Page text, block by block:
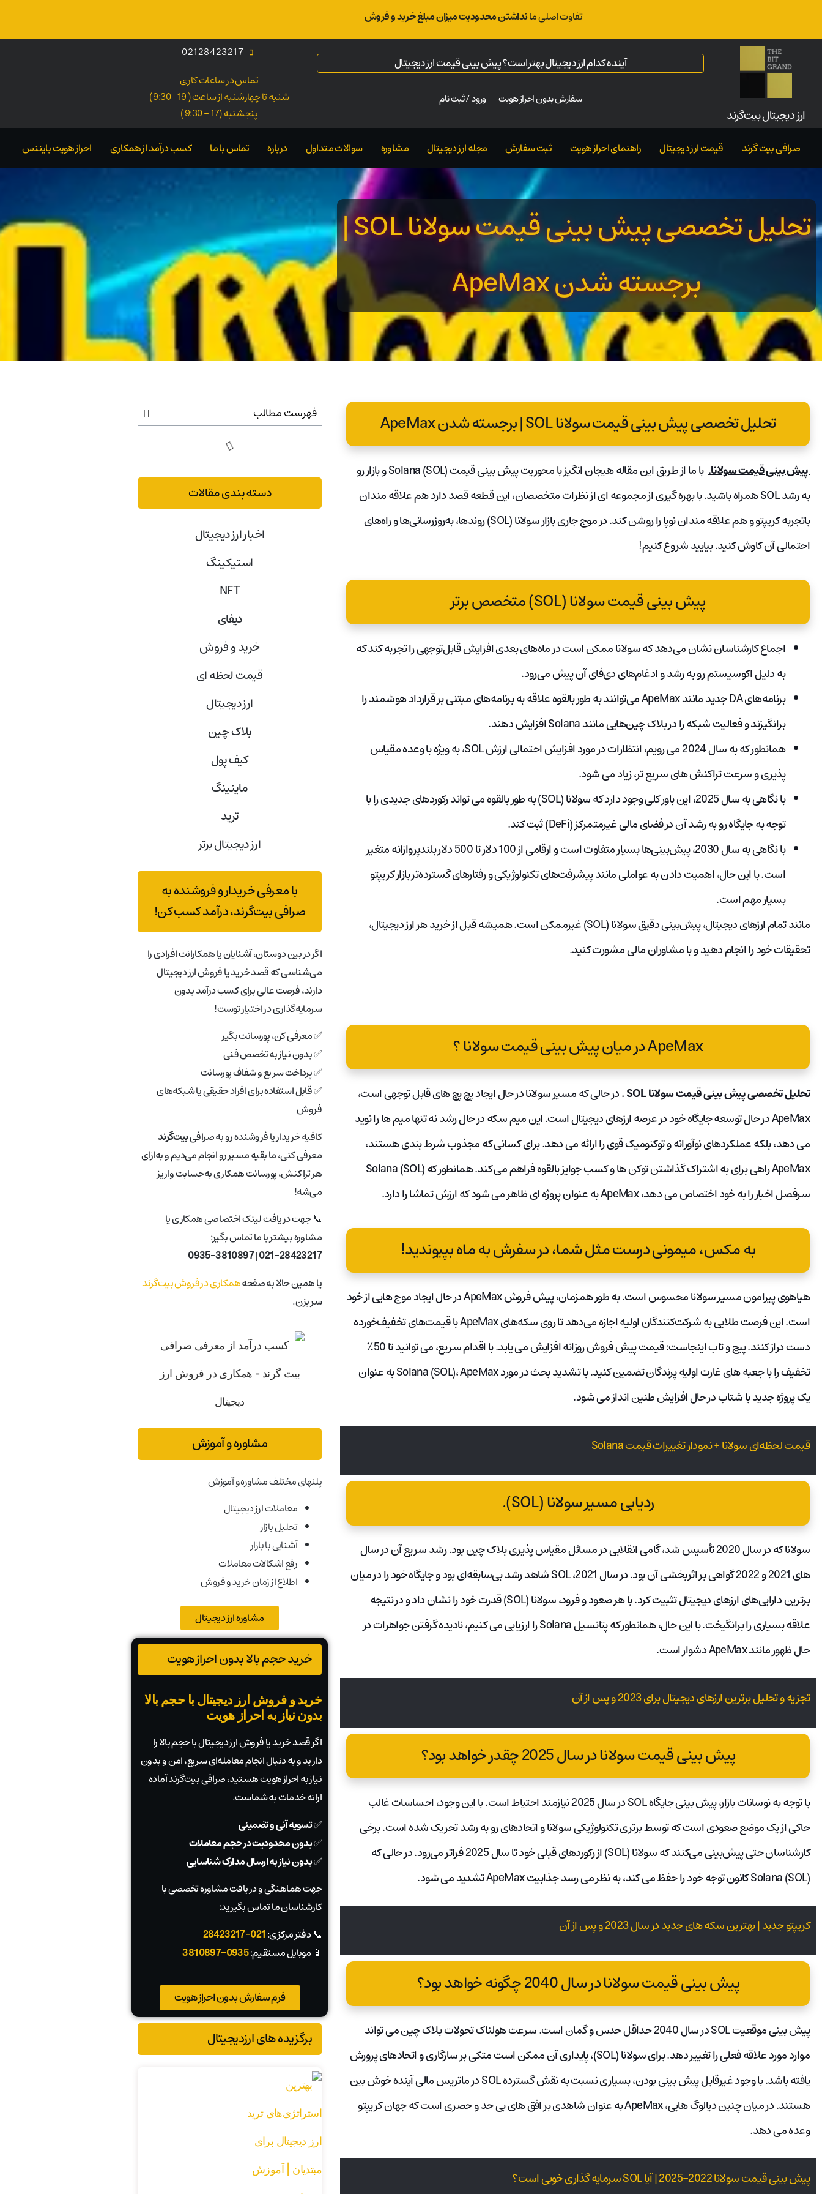
تفاوت اصلی مانداشتن محدودیت میزان مبلغ خرید و فروش
ارز‌ دیجیتال بیت‌گرند
آینده کدام ارز دیجیتال بهتر است؟ پیش بینی قیمت ارز دیجیتال
سفارش بدون احراز هویت ورود / ثبت نام
02128423217
تماس در ساعات کاری
شنبه تا چهارشنبه از ساعت ( 19- 9:30 )
پنجشنبه (17 - 9:30 )
صرافی بیت گرند قیمت ارز دیجیتال راهنمای احراز هویت ثبت سفارش مجله ارز دیجیتال مشاوره سوالات متداول درباره تماس با ما کسب درآمد از همکاری احراز هویت بایننس
تحلیل تخصصی پیش بینی قیمت سولانا SOL |
برجسته شدن ApeMax
تحلیل تخصصی پیش بینی قیمت سولانا SOL | برجسته شدن ApeMax
پیش بینی قیمت سولانا.
با ما از طریق این مقاله هیجان انگیز با محوریت پیش بینی قیمت Solana (SOL) و بازار رو
به رشد SOL همراه باشید. با بهره گیری از مجموعه ای از نظرات متخصصان، این قطعه قصد دارد هم علاقه مندان
باتجربه کریپتو و هم علاقه مندان نوپا را روشن کند. در موج جاری بازار سولانا (SOL) روندها، به‌روزرسانی‌ها و راه‌های
احتمالی آن کاوش کنید. بیایید شروع کنیم!
پیش بینی قیمت سولانا (SOL) متخصص برتر
اجماع کارشناسان نشان می‌دهد که سولانا ممکن است در ماه‌های بعدی افزایش قابل‌توجهی را تجربه کند که
به دلیل اکوسیستم رو به رشد و ادغام‌های دی‌فای آن پیش می‌رود.
برنامه‌های DA جدید مانند ApeMax می‌توانند به طور بالقوه علاقه به برنامه‌های مبتنی بر قرارداد هوشمند را
برانگیزند و فعالیت شبکه را در بلاک چین‌هایی مانند Solana افزایش دهند.
همانطور که به سال 2024 می رویم، انتظارات در مورد افزایش احتمالی ارزش SOL، به ویژه با وعده مقیاس
پذیری و سرعت تراکنش های سریع تر، زیاد می شود.
با نگاهی به سال 2025، این باور کلی وجود دارد که سولانا (SOL) به طور بالقوه می تواند رکوردهای جدیدی را با
توجه به جایگاه رو به رشد آن در فضای مالی غیرمتمرکز (DeFi) ثبت کند.
با نگاهی به سال 2030، پیش‌بینی‌ها بسیار متفاوت است و ارقامی از 100 دلار تا 500 دلار بلندپروازانه متغیر
است. با این حال، اهمیت دادن به عواملی مانند پیشرفت‌های تکنولوژیکی و رفتارهای گسترده‌تر بازار کریپتو
بسیار مهم است.
مانند تمام ارزهای دیجیتال، پیش‌بینی دقیق سولانا (SOL) غیرممکن است. همیشه قبل از خرید هر ارز دیجیتال،
تحقیقات خود را انجام دهید و با مشاوران مالی مشورت کنید.
ApeMax در میان پیش بینی قیمت سولانا ؟
تحلیل تخصصی پیش بینی قیمت سولانا SOL .
در حالی که مسیر سولانا در حال ایجاد پچ پچ های قابل توجهی است،
ApeMax در حال توسعه جایگاه خود در عرصه ارزهای دیجیتال است. این میم سکه در حال رشد نه تنها میم ها را نوید
می دهد، بلکه عملکردهای نوآورانه و توکنومیک قوی را ارائه می دهد. برای کسانی که مجذوب شرط بندی هستند،
ApeMax راهی برای به اشتراک گذاشتن توکن ها و کسب جوایز بالقوه فراهم می کند. همانطور که Solana (SOL)
سرفصل اخبار را به خود اختصاص می دهد، ApeMax به عنوان پروژه ای ظاهر می شود که ارزش تماشا را دارد.
به مکس، میمونی درست مثل شما، در سفرش به ماه بپیوندید!
هیاهوی پیرامون مسیر سولانا محسوس است. به طور همزمان، پیش فروش ApeMax در حال ایجاد موج هایی از خود
است. این فرصت طلایی به شرکت‌کنندگان اولیه اجازه می‌دهد تا روی سکه‌های ApeMax با قیمت‌های تخفیف‌خورده
دست دراز کنند. پیچ و تاب اینجاست: قیمت پیش فروش روزانه افزایش می یابد. با اقدام سریع، می توانید تا 50٪
تخفیف را با جعبه های غارت اولیه پرندگان تضمین کنید. با تشدید بحث در مورد Solana (SOL)، ApeMax به عنوان
یک پروژه جدید با شتاب در حال افزایش طنین انداز می شود.
قیمت لحظه‌ای سولانا + نمودار تغییرات قیمت Solana
ردیابی مسیر سولانا (SOL).
سولانا که در سال 2020 تأسیس شد، گامی انقلابی در مسائل مقیاس پذیری بلاک چین بود. رشد سریع آن در سال
های 2021 و 2022 گواهی بر اثربخشی آن بود. در سال 2021، SOL شاهد رشد بی‌سابقه‌ای بود و جایگاه خود را در میان
برترین دارایی‌های ارزهای دیجیتال تثبیت کرد. با هر صعود و فرود، سولانا (SOL) قدرت خود را نشان داد و در نتیجه
علاقه بسیاری را برانگیخت. با این حال، همانطور که پتانسیل Solana را ارزیابی می کنیم، نادیده گرفتن جواهرات در
حال ظهور مانند ApeMax دشوار است.
تجزیه و تحلیل برترین ارزهای دیجیتال برای 2023 و پس از آن
پیش بینی قیمت سولانا در سال 2025 چقدر خواهد بود؟
با توجه به نوسانات بازار، پیش بینی جایگاه SOL در سال 2025 نیازمند احتیاط است. با این وجود، احساسات غالب
حاکی از یک موضع صعودی است که توسط برتری تکنولوژیکی سولانا و اتحادهای رو به رشد تحریک شده است. برخی
کارشناسان حتی پیش‌بینی می‌کنند که سولانا (SOL) از رکوردهای قبلی خود تا سال 2025 فراتر می‌رود. در حالی که
Solana (SOL) کانون توجه خود را حفظ می کند، به نظر می رسد جذابیت ApeMax تشدید می شود.
کریپتو جدید | بهترین سکه های جدید در سال 2023 و پس از آن
پیش بینی قیمت سولانا در سال 2040 چگونه خواهد بود؟
پیش بینی موقعیت SOL در سال 2040 حداقل حدس و گمان است. سرعت هولناک تحولات بلاک چین می تواند
موارد مورد علاقه فعلی را تغییر دهد. برای سولانا (SOL)، پایداری آن ممکن است متکی بر سازگاری و اتحادهای پرورش
یافته باشد. با وجود غیرقابل پیش بینی بودن، بسیاری نسبت به نقش گسترده SOL در ماتریس مالی آینده خوش بین
هستند. در میان چنین دیالوگ هایی، ApeMax به عنوان شاهدی بر افق های بی حد و حصری است که جهان کریپتو
وعده می دهد.
پیش بینی قیمت سولانا 2022-2025 | آیا SOL سرمایه گذاری خوبی است؟
فهرست مطالب
دسته بندی مقالات
اخبار ارز دیجیتال
استیکینگ
NFT
دیفای
خرید و فروش
قیمت لحظه ای
ارز دیجیتال
بلاک‌ چین
کیف پول
ماینینگ
ترید
ارز دیجیتال برتر
با معرفی خریدار و فروشنده به
صرافی بیت‌گرند، درآمد کسب کن!
اگر در بین دوستان، آشنایان یا همکارانت افرادی را
می‌شناسی که قصد خرید یا فروش ارز دیجیتال
دارند، فرصت عالی برای کسب درآمد بدون
سرمایه‌گذاری در اختیار توست!
✅ معرفی کن، پورسانت بگیر
✅ بدون نیاز به تخصص فنی
✅ پرداخت سریع و شفاف پورسانت
✅ قابل استفاده برای افراد حقیقی یا شبکه‌های
فروش
کافیه خریدار یا فروشنده رو به صرافیبیت‌گرند
معرفی کنی، ما بقیه مسیر رو انجام می‌دیم و به‌ازای
هر تراکنش، پورسانت همکاری به‌حسابت واریز
می‌شه!
📞 جهت دریافت لینک اختصاصی همکاری یا
مشاوره بیشتر با ما تماس بگیر:
021-28423217
|
0935-3810897
یا همین حالا به صفحههمکاری در فروش بیت‌گرند
سر بزن.
مشاوره و آموزش
پلنهای مختلف مشاوره و آموزش
معاملات ارز دیجیتال
تحلیل بازار
آشنایی با بازار
رفع اشکالات معاملات
اطلاع از زمان خرید و فروش
مشاوره ارز دیجیتال
خرید حجم بالا بدون احراز هویت
خرید و فروش ارز دیجیتال با حجم بالا
بدون نیاز به احراز هویت
اگر قصد خرید یا فروش ارز دیجیتال با حجم بالا را
دارید و به دنبال انجام معامله‌ای سریع، امن و بدون
نیاز به احراز هویت هستید، صرافی بیت‌گرند آماده
ارائه خدمات به شماست.
✅تسویه آنی و تضمینی
✅بدون محدودیت در حجم معاملات
✅بدون نیاز به ارسال مدارک شناسایی
جهت هماهنگی و دریافت مشاوره تخصصی با
کارشناسان ما تماس بگیرید:
📞 دفتر مرکزی:021-28423217
📱 موبایل مستقیم:0935-3810897
فرم سفارش بدون احراز هویت
برگزیده های ارزدیجیتال